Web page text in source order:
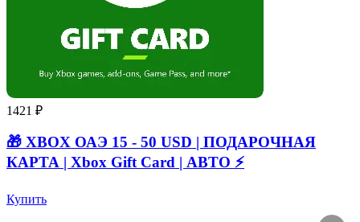
1421 ₽
🎁 XBOX ОАЭ 15 - 50 USD | ПОДАРОЧНАЯ
КАРТА | Xbox Gift Card | АВТО ⚡
Купить